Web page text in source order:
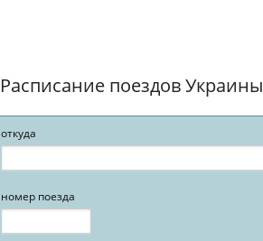
Расписание поездов Украины
откуда
номер поезда